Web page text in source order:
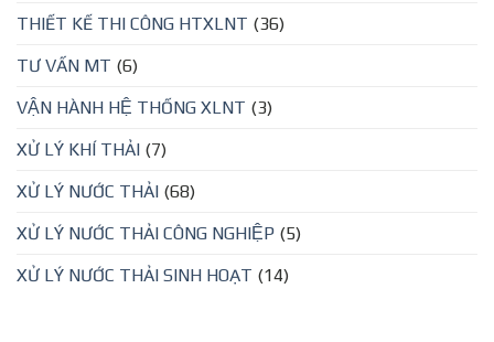
THIẾT KẾ THI CÔNG HTXLNT (36)
TƯ VẤN MT (6)
VẬN HÀNH HỆ THỐNG XLNT (3)
XỬ LÝ KHÍ THẢI (7)
XỬ LÝ NƯỚC THẢI (68)
XỬ LÝ NƯỚC THẢI CÔNG NGHIỆP (5)
XỬ LÝ NƯỚC THẢI SINH HOẠT (14)